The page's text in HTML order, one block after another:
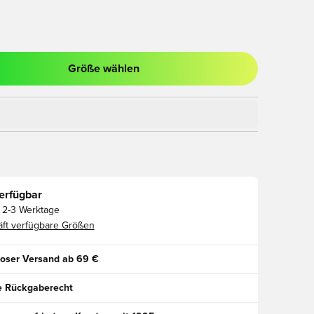
Fenster zum Anmelden oder Registrieren als Mitglied
Größe wählen
2-3 Werktage
verfügbare Größen
Versand ab 69 €
Rückgaberecht